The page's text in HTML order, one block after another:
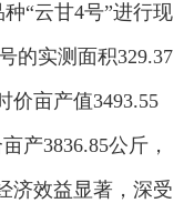
“云甘4号”进行现
的实测面积329.37
价亩产值3493.55
产3836.85公斤，
济效益显著，深受